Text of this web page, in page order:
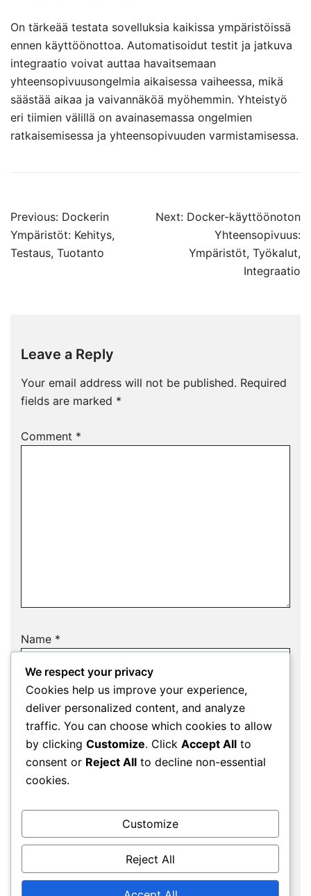
On tärkeää testata sovelluksia kaikissa ympäristöissä
ennen käyttöönottoa. Automatisoidut testit ja jatkuva
integraatio voivat auttaa havaitsemaan
yhteensopivuusongelmia aikaisessa vaiheessa, mikä
säästää aikaa ja vaivannäköä myöhemmin. Yhteistyö
eri tiimien välillä on avainasemassa ongelmien
ratkaisemisessa ja yhteensopivuuden varmistamisessa.
Post
navigation
Previous: Dockerin
Ympäristöt: Kehitys,
Testaus, Tuotanto
Next: Docker-käyttöönoton
Yhteensopivuus:
Ympäristöt, Työkalut,
Integraatio
Leave a Reply
Your email address will not be published. Required
fields are marked *
Comment *
Name *
Email*
Website
Save my name, email, and website in this
browser for the next time I comment.
We respect your privacy
Cookies help us improve your experience,
deliver personalized content, and analyze
traffic. You can choose which cookies to allow
by clicking Customize. Click Accept All to
consent or Reject All to decline non-essential
cookies.
Customize
Reject All